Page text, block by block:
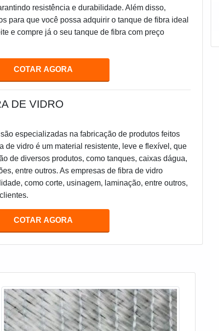
resistência e durabilidade. Além disso,
para que você possa adquirir o tanque de fibra ideal
e compre já o seu tanque de fibra com preço
COTAR AGORA
DE VIDRO
especializadas na fabricação de produtos feitos
de vidro é um material resistente, leve e flexível, que
de diversos produtos, como tanques, caixas dágua,
entre outros. As empresas de fibra de vidro
como corte, usinagem, laminação, entre outros,
COTAR AGORA